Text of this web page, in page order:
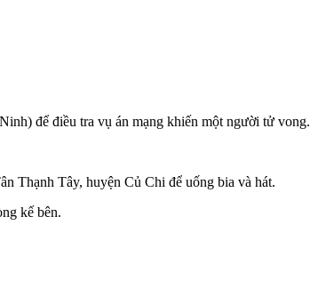
để điều tra vụ án mạng khiến một người t‌ử von‌g.
Thạnh Tây, huyện Củ Chi để uống bia và hát.
kế bên.